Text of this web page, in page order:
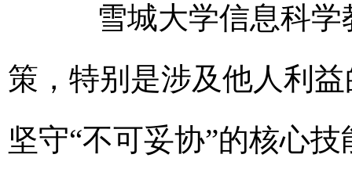
雪城大学信息科学
策，特别是涉及他人利
坚守“不可妥协”的核心